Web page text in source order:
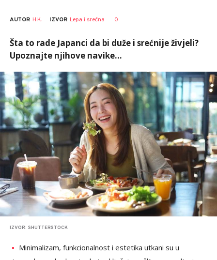
AUTOR H.K. IZVOR Lepa i srećna 0
Šta to rade Japanci da bi duže i srećnije živjeli?
Upoznajte njihove navike...
IZVOR: SHUTTERSTOCK
Minimalizam, funkcionalnost i estetika utkani su u